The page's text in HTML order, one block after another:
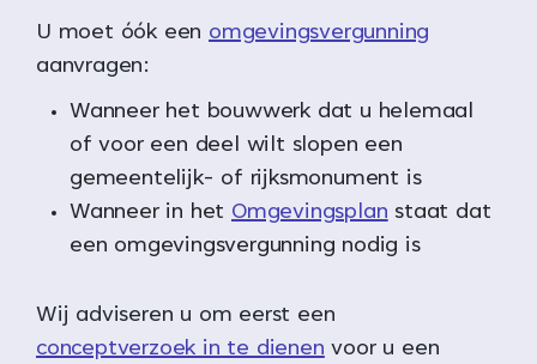
U moet óók een omgevingsvergunning
aanvragen:
Wanneer het bouwwerk dat u helemaal
of voor een deel wilt slopen een
gemeentelijk- of rijksmonument is
Wanneer in het Omgevingsplan staat dat
een omgevingsvergunning nodig is
Wij adviseren u om eerst een
conceptverzoek in te dienen voor u een